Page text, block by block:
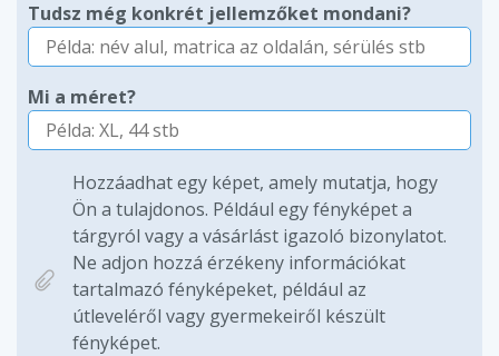
Tudsz még konkrét jellemzőket mondani?
Mi a méret?
Hozzáadhat egy képet, amely mutatja, hogy
Ön a tulajdonos. Például egy fényképet a
tárgyról vagy a vásárlást igazoló bizonylatot.
Ne adjon hozzá érzékeny információkat
tartalmazó fényképeket, például az
útleveléről vagy gyermekeiről készült
fényképet.